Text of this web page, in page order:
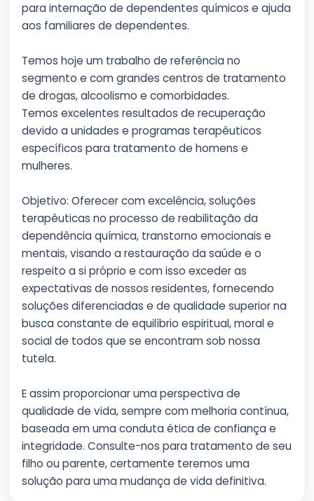
para internação de dependentes químicos e ajuda
aos familiares de dependentes.
Temos hoje um trabalho de referência no
segmento e com grandes centros de tratamento
de drogas, alcoolismo e comorbidades.
Temos excelentes resultados de recuperação
devido a unidades e programas terapêuticos
específicos para tratamento de homens e
mulheres.
Objetivo: Oferecer com excelência, soluções
terapêuticas no processo de reabilitação da
dependência química, transtorno emocionais e
mentais, visando a restauração da saúde e o
respeito a si próprio e com isso exceder as
expectativas de nossos residentes, fornecendo
soluções diferenciadas e de qualidade superior na
busca constante de equilíbrio espiritual, moral e
social de todos que se encontram sob nossa
tutela.
E assim proporcionar uma perspectiva de
qualidade de vida, sempre com melhoria contínua,
baseada em uma conduta ética de confiança e
integridade. Consulte-nos para tratamento de seu
filho ou parente, certamente teremos uma
solução para uma mudança de vida definitiva.